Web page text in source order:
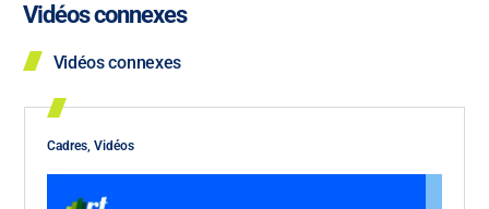
Vidéos connexes
Vidéos connexes
Cadres, Vidéos